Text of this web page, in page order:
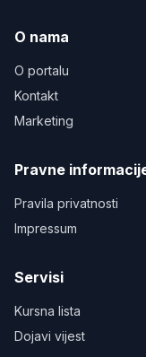
O nama
O portalu
Kontakt
Marketing
Pravne
Pravila privatnosti
Impressum
Servisi
Kursna lista
Dojavi vijest